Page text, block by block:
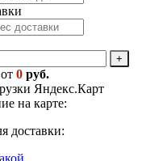
+
0 руб.
Яндекс.Карт
на карте:
доставки: